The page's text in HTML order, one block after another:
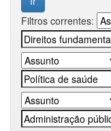
Filtros correntes: